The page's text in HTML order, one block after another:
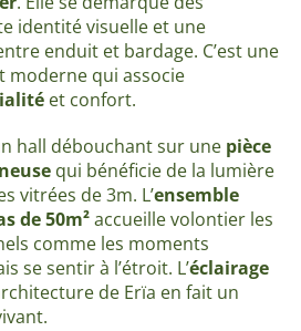
identité visuelle et une
enduit et bardage. C’est une
moderne qui associe
et confort.
hall débouchant sur une pièce
qui bénéficie de la lumière
vitrées de 3m. L’ensemble
de 50m²accueille volontier les
comme les moments
se sentir à l’étroit. L’éclairage
de Erïa en fait un